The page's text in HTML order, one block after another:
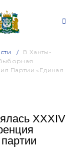
В Ханты-
Партии «Единая
XXXIV